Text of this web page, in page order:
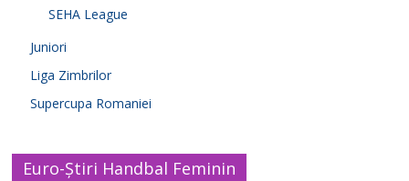
SEHA League
Juniori
Liga Zimbrilor
Supercupa Romaniei
Euro-Știri Handbal Feminin